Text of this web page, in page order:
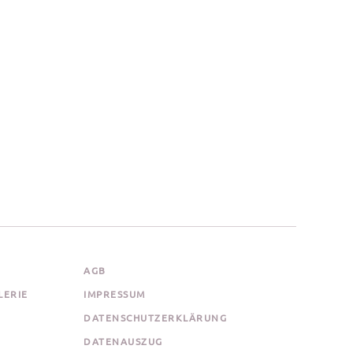
AGB
IMPRESSUM
DATENSCHUTZERKLÄRUNG
DATENAUSZUG